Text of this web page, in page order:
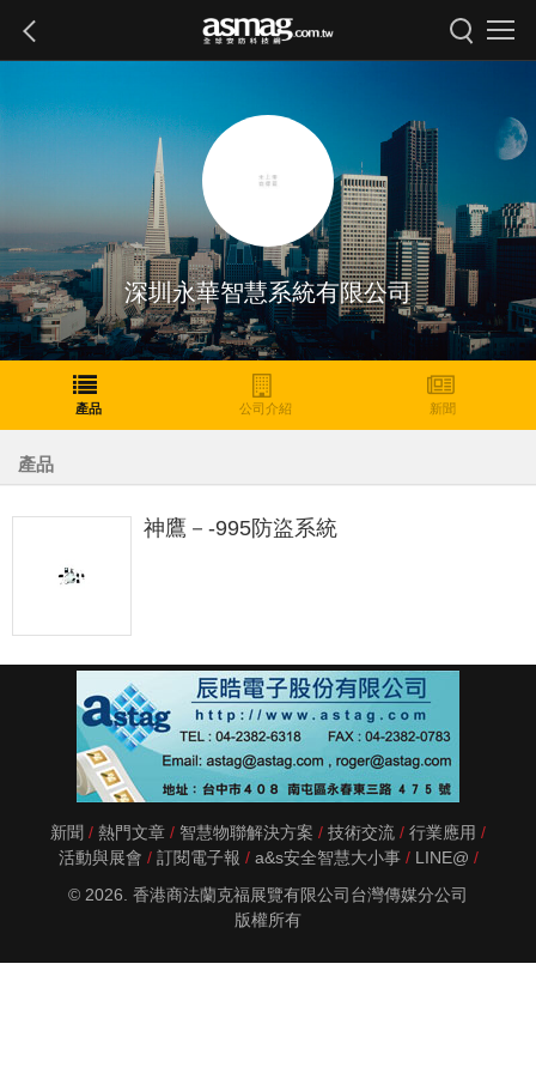
深圳永華智慧系統有限公司
產品 公司介紹 新聞
產品
神鷹－-995防盜系統
新聞 熱門文章 智慧物聯解決方案 技術交流
行業應用
活動與展會
訂閱電子報 a&s安全智慧大小事
LINE@
© 2026. 香港商法蘭克福展覽有限公司台灣傳媒分公司
版權所有